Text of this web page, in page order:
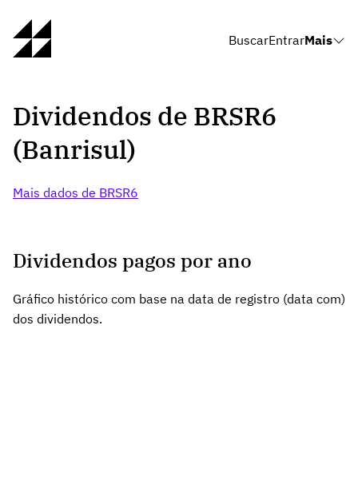
BuscarEntrarMais
Dividendos de BRSR6
(Banrisul)
Mais dados de BRSR6
Dividendos pagos por ano
Gráfico histórico com base na data de registro (data com)
dos dividendos.